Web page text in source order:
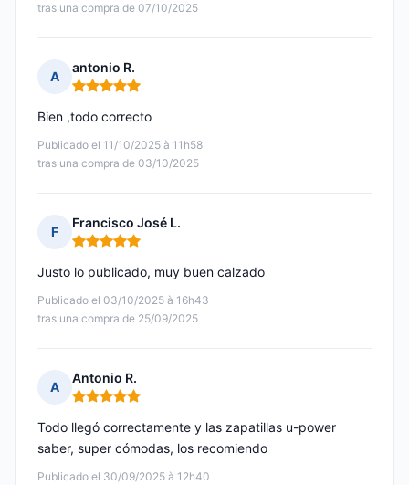
tras una compra de 07/10/2025
A
antonio R.
Nota: 5 de 5
Publicado el 11/10/2025 à 11h58
tras una compra de 03/10/2025
Bien ,todo correcto
F
Francisco José L.
Nota: 5 de 5
Publicado el 03/10/2025 à 16h43
tras una compra de 25/09/2025
Justo lo publicado, muy buen calzado
A
Antonio R.
Nota: 5 de 5
Publicado el 30/09/2025 à 12h40
Todo llegó correctamente y las zapatillas u-power
saber, super cómodas, los recomiendo